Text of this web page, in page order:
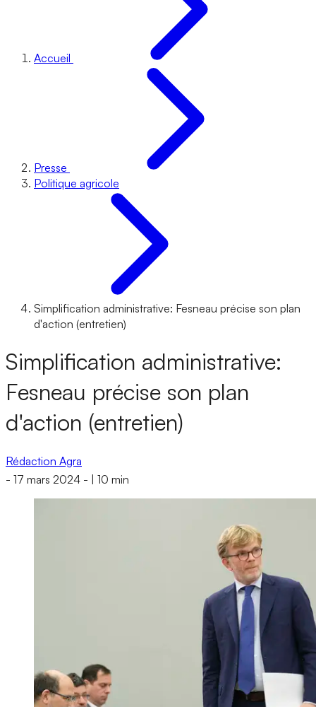
Accueil
Presse
Politique agricole
Simplification administrative: Fesneau précise son plan
d'action (entretien)
Simplification administrative:
Fesneau précise son plan
d'action (entretien)
Rédaction Agra
- 17 mars 2024 - 10 min